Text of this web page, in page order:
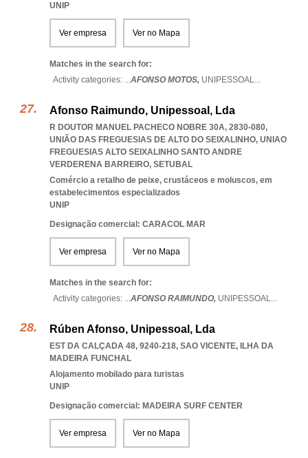
UNIP
Ver empresa Ver no Mapa
Matches in the search for:
Activity categories: ...AFONSO MOTOS, UNIPESSOAL...
Afonso Raimundo, Unipessoal, Lda
R DOUTOR MANUEL PACHECO NOBRE 30A, 2830-080,
UNIÃO DAS FREGUESIAS DE ALTO DO SEIXALINHO, UNIAO
FREGUESIAS ALTO SEIXALINHO SANTO ANDRE
VERDERENA BARREIRO, SETUBAL
Comércio a retalho de peixe, crustáceos e moluscos, em
estabelecimentos especializados
UNIP
Designação comercial: CARACOL MAR
Ver empresa Ver no Mapa
Matches in the search for:
Activity categories: ...AFONSO RAIMUNDO, UNIPESSOAL...
Rúben Afonso, Unipessoal, Lda
EST DA CALÇADA 48, 9240-218, SAO VICENTE, ILHA DA
MADEIRA FUNCHAL
Alojamento mobilado para turistas
UNIP
Designação comercial: MADEIRA SURF CENTER
Ver empresa Ver no Mapa